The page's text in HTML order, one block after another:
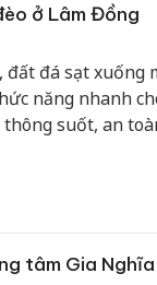
ở Lâm Đồng
đất đá sạt xuống
năng nhanh
suốt, an
tâm Gia Nghĩa